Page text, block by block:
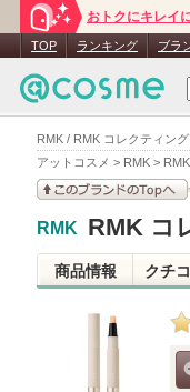
RMK / RMK コレクティン
アットコスメ > RMK >
おトクにキレイ
TOP ランキング ブラ
このブランドの情報を
RMK RMK コ
商品情報 クチ